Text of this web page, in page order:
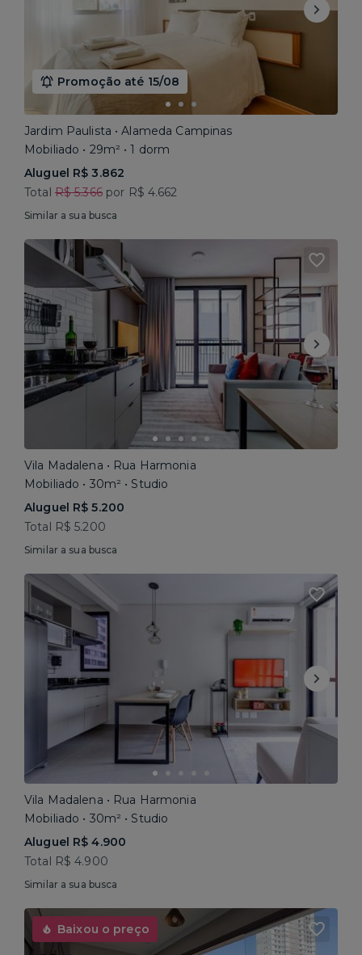
Promoção até 15/08
Jardim Paulista • Alameda Campinas
Mobiliado • 29m² • 1 dorm
Aluguel R$ 3.862
Total R$ 5.366por R$ 4.662
Similar a sua busca
Vila Madalena • Rua Harmonia
Mobiliado • 30m² • Studio
Aluguel R$ 5.200
Total R$ 5.200
Similar a sua busca
Vila Madalena • Rua Harmonia
Mobiliado • 30m² • Studio
Aluguel R$ 4.900
Total R$ 4.900
Similar a sua busca
Baixou o preço